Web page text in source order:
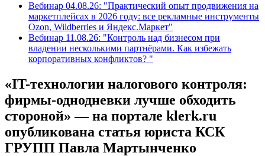
Вебинар 04.08.26: "Практический опыт продвижения на
маркетплейсах в 2026 году: все рекламные инструменты
Ozon, Wildberries и Яндекс.Маркет"
Вебинар 11.08.26: "Контроль над бизнесом при
владении несколькими партнёрами. Как избежать
корпоративных конфликтов? "
«IT-технологии налогового контроля:
фирмы-однодневки лучше обходить
стороной» — на портале klerk.ru
опубликована статья юриста КСК
ГРУПП Павла Мартынченко